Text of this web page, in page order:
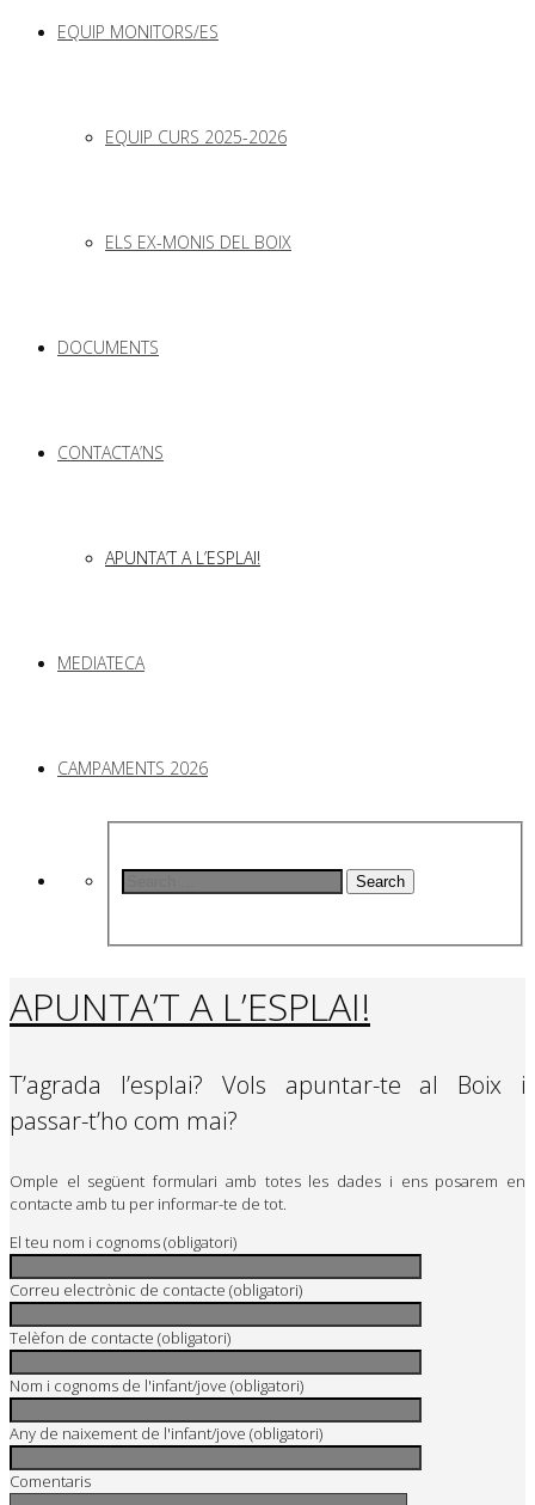
EQUIP MONITORS/ES
EQUIP CURS 2025-2026
ELS EX-MONIS DEL BOIX
DOCUMENTS
CONTACTA’NS
APUNTA’T A L’ESPLAI!
MEDIATECA
CAMPAMENTS 2026
Search
APUNTA’T A L’ESPLAI!
T’agrada l’esplai? Vols apuntar-te al Boix i
passar-t’ho com mai?
Omple el següent formulari amb totes les dades i ens posarem en
contacte amb tu per informar-te de tot.
El teu nom i cognoms (obligatori)
Correu electrònic de contacte (obligatori)
Telèfon de contacte (obligatori)
Nom i cognoms de l'infant/jove (obligatori)
Any de naixement de l'infant/jove (obligatori)
Comentaris